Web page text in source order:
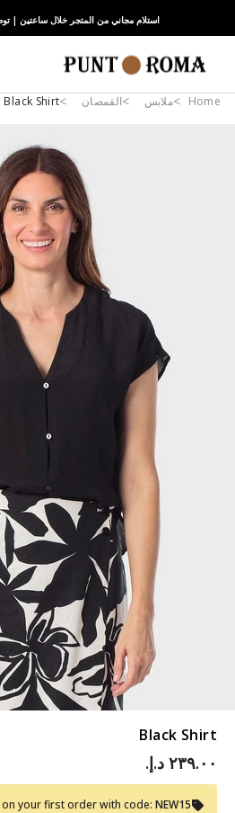
استلام مجاني من المتجر خلال ساعتين | توصيل
Home ملابس القمصان Black Shirt
Black Shirt
٢٣٩.٠٠ د.إ.‏
your first order with code: NEW15